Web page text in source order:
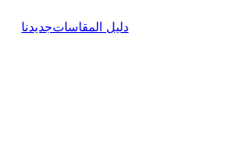
دليل المقاساتجديدنا